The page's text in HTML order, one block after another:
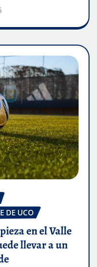
DE UCO
en el Valle
llevar a un